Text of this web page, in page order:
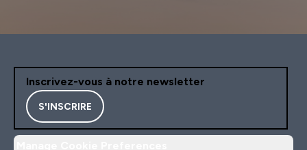
Inscrivez-vous à notre newsletter
S'INSCRIRE